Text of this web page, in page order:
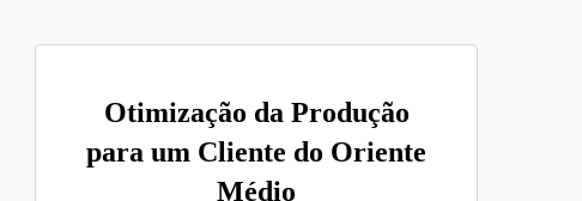
Otimização da Produção
para um Cliente do Oriente
Médio